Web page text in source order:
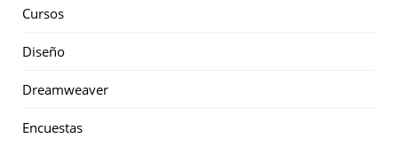
Cursos
Diseño
Dreamweaver
Encuestas